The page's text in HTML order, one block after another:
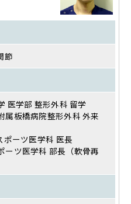
節
医学部 整形外科 留学
属板橋病院整形外科 外来
ーツ医学科 医長
ーツ医学科 部長（軟骨再